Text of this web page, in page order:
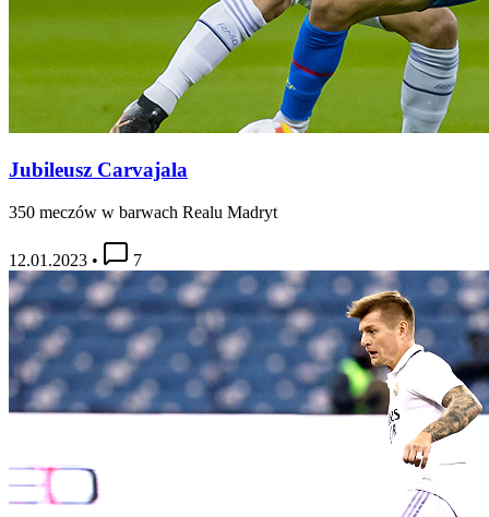
Jubileusz Carvajala
350 meczów w barwach Realu Madryt
12.01.2023 • 7